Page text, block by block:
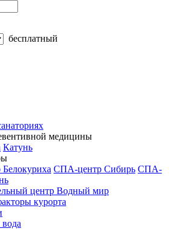
бесплатный
медицины
Катунь
СПА-центр Сибирь СПА-
центр Водный мир
курорта